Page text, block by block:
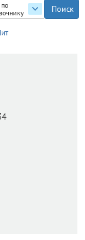
по